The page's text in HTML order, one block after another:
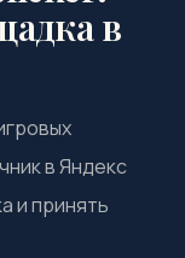
в
в Яндекс
и принять